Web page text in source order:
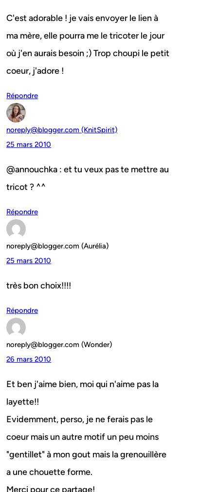
C'est adorable ! je vais envoyer le lien à
ma mère, elle pourra me le tricoter le jour
où j'en aurais besoin ;) Trop choupi le petit
coeur, j'adore !
Répondre
noreply@blogger.com (KnitSpirit)
25 mars 2010
@annouchka : et tu veux pas te mettre au
tricot ? ^^
Répondre
noreply@blogger.com (Aurélia)
25 mars 2010
très bon choix!!!!
Répondre
noreply@blogger.com (Wonder)
26 mars 2010
Et ben j'aime bien, moi qui n'aime pas la
layette!!
Evidemment, perso, je ne ferais pas le
coeur mais un autre motif un peu moins
"gentillet" à mon gout mais la grenouillère
a une chouette forme.
Merci pour ce partage!